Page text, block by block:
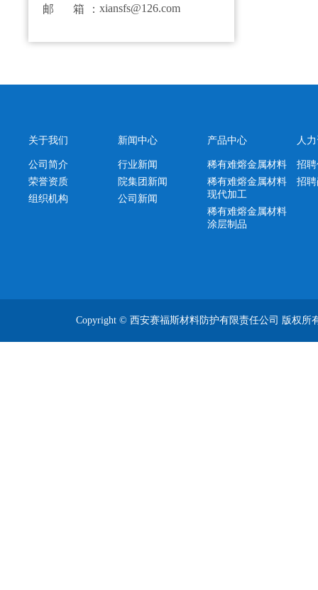
邮 箱： xiansfs@126.com
关于我们
公司简介
荣誉资质
组织机构
新闻中心
行业新闻
院集团新闻
公司新闻
产品中心
稀有难熔金属材料
稀有难熔金属材料
现代加工
稀有难熔金属材料
涂层制品
人
招
招
Copyright © 西安赛福斯材料防护有限责任公司 版权所